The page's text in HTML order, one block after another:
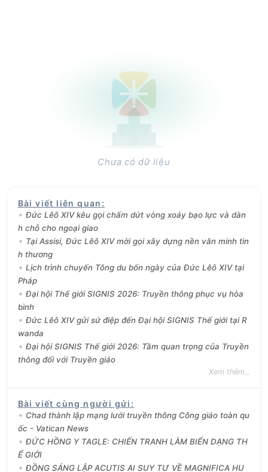
Chưa có dữ liệu
Bài viết liên quan :
Đức Lêô XIV kêu gọi chấm dứt vòng xoáy bạo lực và dàn
h chỗ cho ngoại giao
Tại Assisi, Đức Lêô XIV mời gọi xây dựng nền văn minh tìn
h thương
Lịch trình chuyến Tông du bốn ngày của Đức Lêô XIV tại
Pháp
Đại hội Thế giới SIGNIS 2026: Truyền thông phục vụ hòa
bình
Đức Lêô XIV gửi sứ điệp đến Đại hội SIGNIS Thế giới tại R
wanda
Đại hội SIGNIS Thế giới 2026: Tầm quan trọng của Truyền
thông đối với Truyền giáo
Xem thêm...
Bài viết cùng người gửi :
Chad thành lập mạng lưới truyền thông Công giáo toàn qu
ốc - Vatican News
ĐỨC HỒNG Y TAGLE: CHIẾN TRANH LÀM BIẾN DẠNG TH
Ế GIỚI
ĐỒNG SÁNG LẬP ACUTIS AI SUY TƯ VỀ MAGNIFICA HU